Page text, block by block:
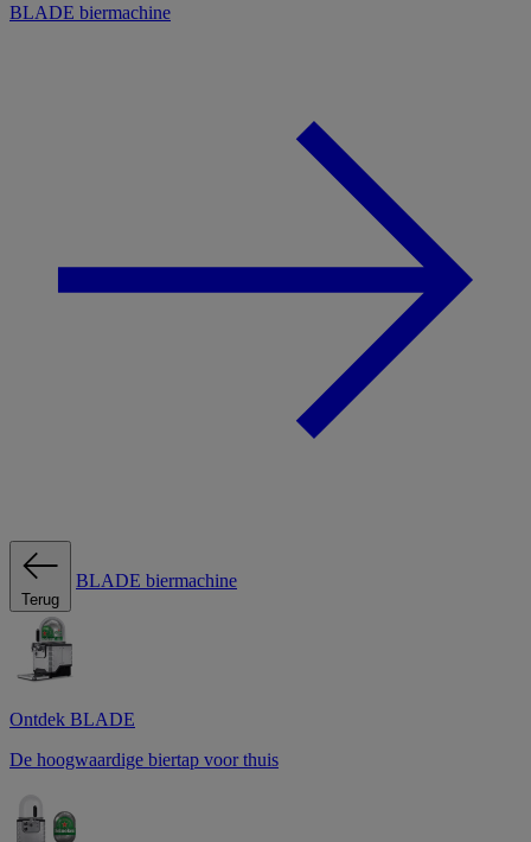
BLADE biermachine
Terug
BLADE biermachine
Ontdek BLADE
De hoogwaardige biertap voor thuis